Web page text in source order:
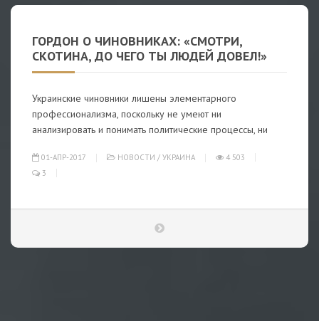
ГОРДОН О ЧИНОВНИКАХ: «СМОТРИ,
СКОТИНА, ДО ЧЕГО ТЫ ЛЮДЕЙ ДОВЕЛ!»
Украинские чиновники лишены элементарного
профессионализма, поскольку не умеют ни
анализировать и понимать политические процессы, ни
01-АПР-2017 НОВОСТИ / УКРАИНА
4 503
3